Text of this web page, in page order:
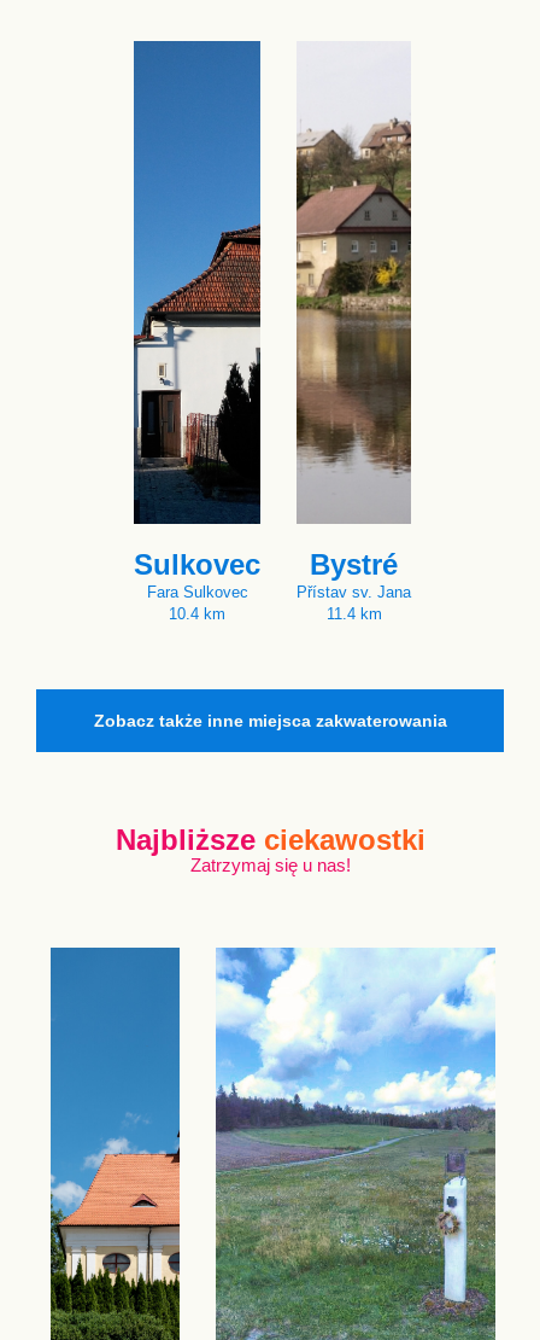
Sulkovec
Fara Sulkovec
10.4 km
Bystré
Přístav sv. Jana
11.4 km
Zobacz także inne miejsca zakwaterowania
Najbliższe ciekawostki
Zatrzymaj się u nas!